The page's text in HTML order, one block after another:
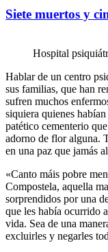
Siete muertos y
Hospital
Hablar de un centro
sus familias, que han
sufren muchos
siquiera quienes
patético cementerio
adorno de flor alguna.
en una paz que jamás
«Canto máis pobre
Compostela, aquella
sorprendidos por una
que les había ocurrido
vida. Sea de una
excluirles y negarles